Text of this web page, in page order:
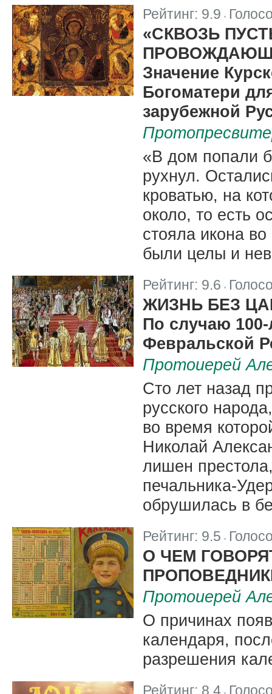
Рейтинг: 9.9
«СКВОЗЬ
Значение
Богоматери
зарубежной
«В дом попали
рухнул.
кроватью, на
около, то есть
стояла икона
были целы и
Рейтинг: 9.6
ЖИЗНЬ БЕЗ
По случаю
Февральской
Протоиерей
Сто лет назад
русского
во время
Николай
лишен
печальника-
обрушилась в
Рейтинг: 9.5
О ЧЕМ
Протоиерей
О причинах
календаря,
разрешения
Рейтинг: 8.4